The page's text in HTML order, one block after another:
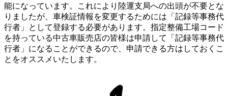
能になっています。これにより陸運支局への出頭が不要とな
りましたが、車検証情報を変更するためには「記録等事務代
行者」として登録する必要があります。指定整備工場コード
を持っている中古車販売店の皆様は申請して「記録等事務代
行者」になることができるので、申請できる方はしておくこ
とをオススメいたします。